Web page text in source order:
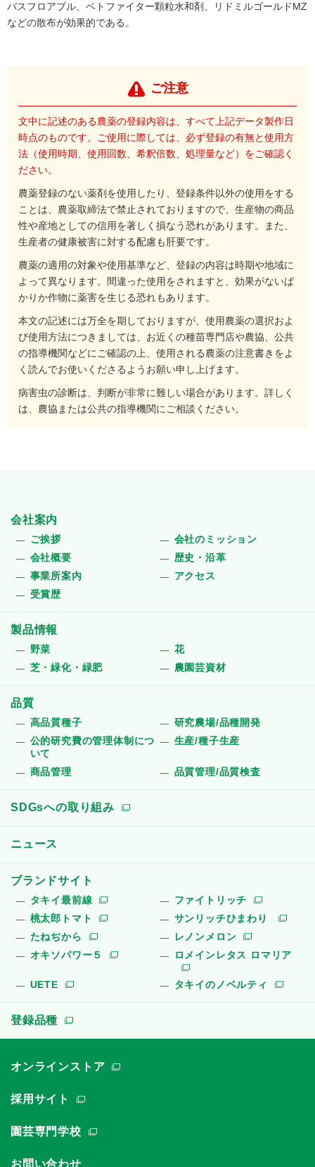
バスフロアブル、ベトファイター顆粒水和剤、リドミルゴールドMZ
などの散布が効果的である。
ご注意
文中に記述のある農薬の登録内容は、すべて上記データ製作日
時点のものです。ご使用に際しては、必ず登録の有無と使用方
法（使用時期、使用回数、希釈倍数、処理量など）をご確認く
ださい。
農薬登録のない薬剤を使用したり、登録条件以外の使用をする
ことは、農薬取締法で禁止されておりますので、生産物の商品
性や産地としての信用を著しく損なう恐れがあります。また、
生産者の健康被害に対する配慮も肝要です。
農薬の適用の対象や使用基準など、登録の内容は時期や地域に
よって異なります。間違った使用をされますと、効果がないば
かりか作物に薬害を生じる恐れもあります。
本文の記述には万全を期しておりますが、使用農薬の選択およ
び使用方法につきましては、お近くの種苗専門店や農協、公共
の指導機関などにご確認の上、使用される農薬の注意書きをよ
く読んでお使いくださるようお願い申し上げます。
病害虫の診断は、判断が非常に難しい場合があります。詳しく
は、農協または公共の指導機関にご相談ください。
会社案内
ご挨拶
会社のミッション
会社概要
歴史・沿革
事業所案内
アクセス
受賞歴
製品情報
野菜
花
芝・緑化・緑肥
農園芸資材
品質
高品質種子
研究農場/品種開発
公的研究費の管理体制につ
いて
生産/種子生産
商品管理 品質管理/品質検査
SDGsへの取り組み
ニュース
ブランドサイト
タキイ最前線
ファイトリッチ
桃太郎トマト
サンリッチひまわり
たねぢから
レノンメロン
オキソパワー５
ロメインレタス ロマリア
UETE タキイのノベルティ
登録品種
オンラインストア
採用サイト
園芸専門学校
お問い合わせ